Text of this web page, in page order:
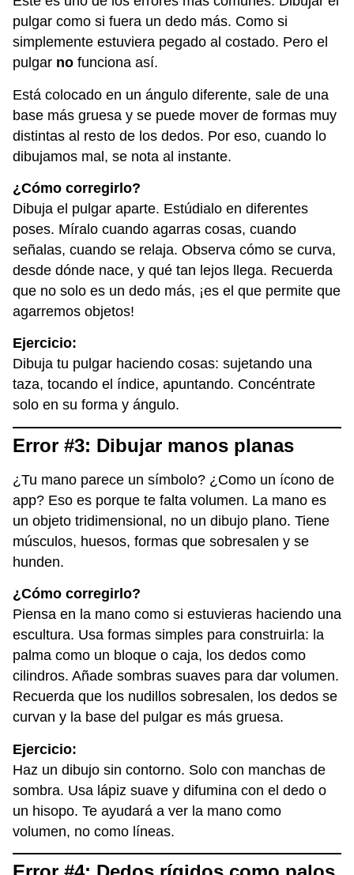
pulgar como si fuera un dedo más. Como si
simplemente estuviera pegado al costado. Pero el
pulgar no funciona así.
Está colocado en un ángulo diferente, sale de una
base más gruesa y se puede mover de formas muy
distintas al resto de los dedos. Por eso, cuando lo
dibujamos mal, se nota al instante.
¿Cómo corregirlo?
Dibuja el pulgar aparte. Estúdialo en diferentes
poses. Míralo cuando agarras cosas, cuando
señalas, cuando se relaja. Observa cómo se curva,
desde dónde nace, y qué tan lejos llega. Recuerda
que no solo es un dedo más, ¡es el que permite que
agarremos objetos!
Ejercicio:
Dibuja tu pulgar haciendo cosas: sujetando una
taza, tocando el índice, apuntando. Concéntrate
solo en su forma y ángulo.
Error #3: Dibujar manos planas
¿Tu mano parece un símbolo? ¿Como un ícono de
app? Eso es porque te falta volumen. La mano es
un objeto tridimensional, no un dibujo plano. Tiene
músculos, huesos, formas que sobresalen y se
hunden.
¿Cómo corregirlo?
Piensa en la mano como si estuvieras haciendo una
escultura. Usa formas simples para construirla: la
palma como un bloque o caja, los dedos como
cilindros. Añade sombras suaves para dar volumen.
Recuerda que los nudillos sobresalen, los dedos se
curvan y la base del pulgar es más gruesa.
Ejercicio:
Haz un dibujo sin contorno. Solo con manchas de
sombra. Usa lápiz suave y difumina con el dedo o
un hisopo. Te ayudará a ver la mano como
volumen, no como líneas.